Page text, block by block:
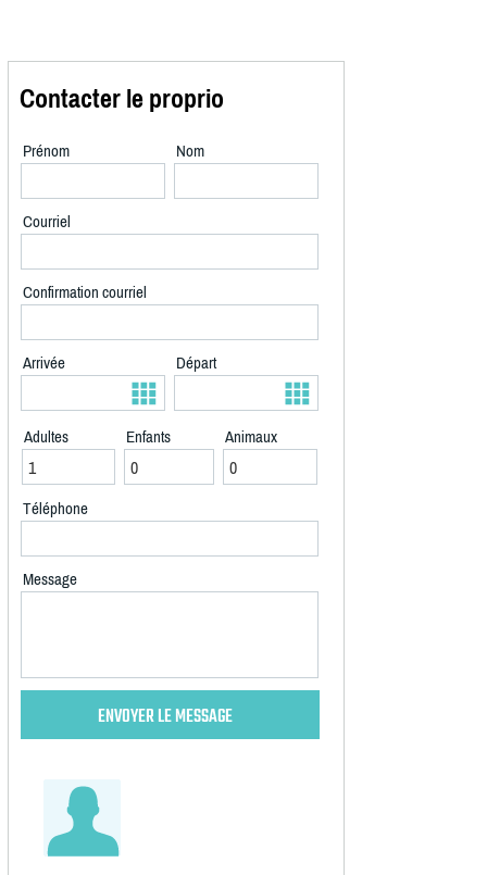
Contacter le proprio
Prénom Nom
Courriel
Confirmation courriel
Arrivée Départ
Adultes Enfants Animaux
Téléphone
Message